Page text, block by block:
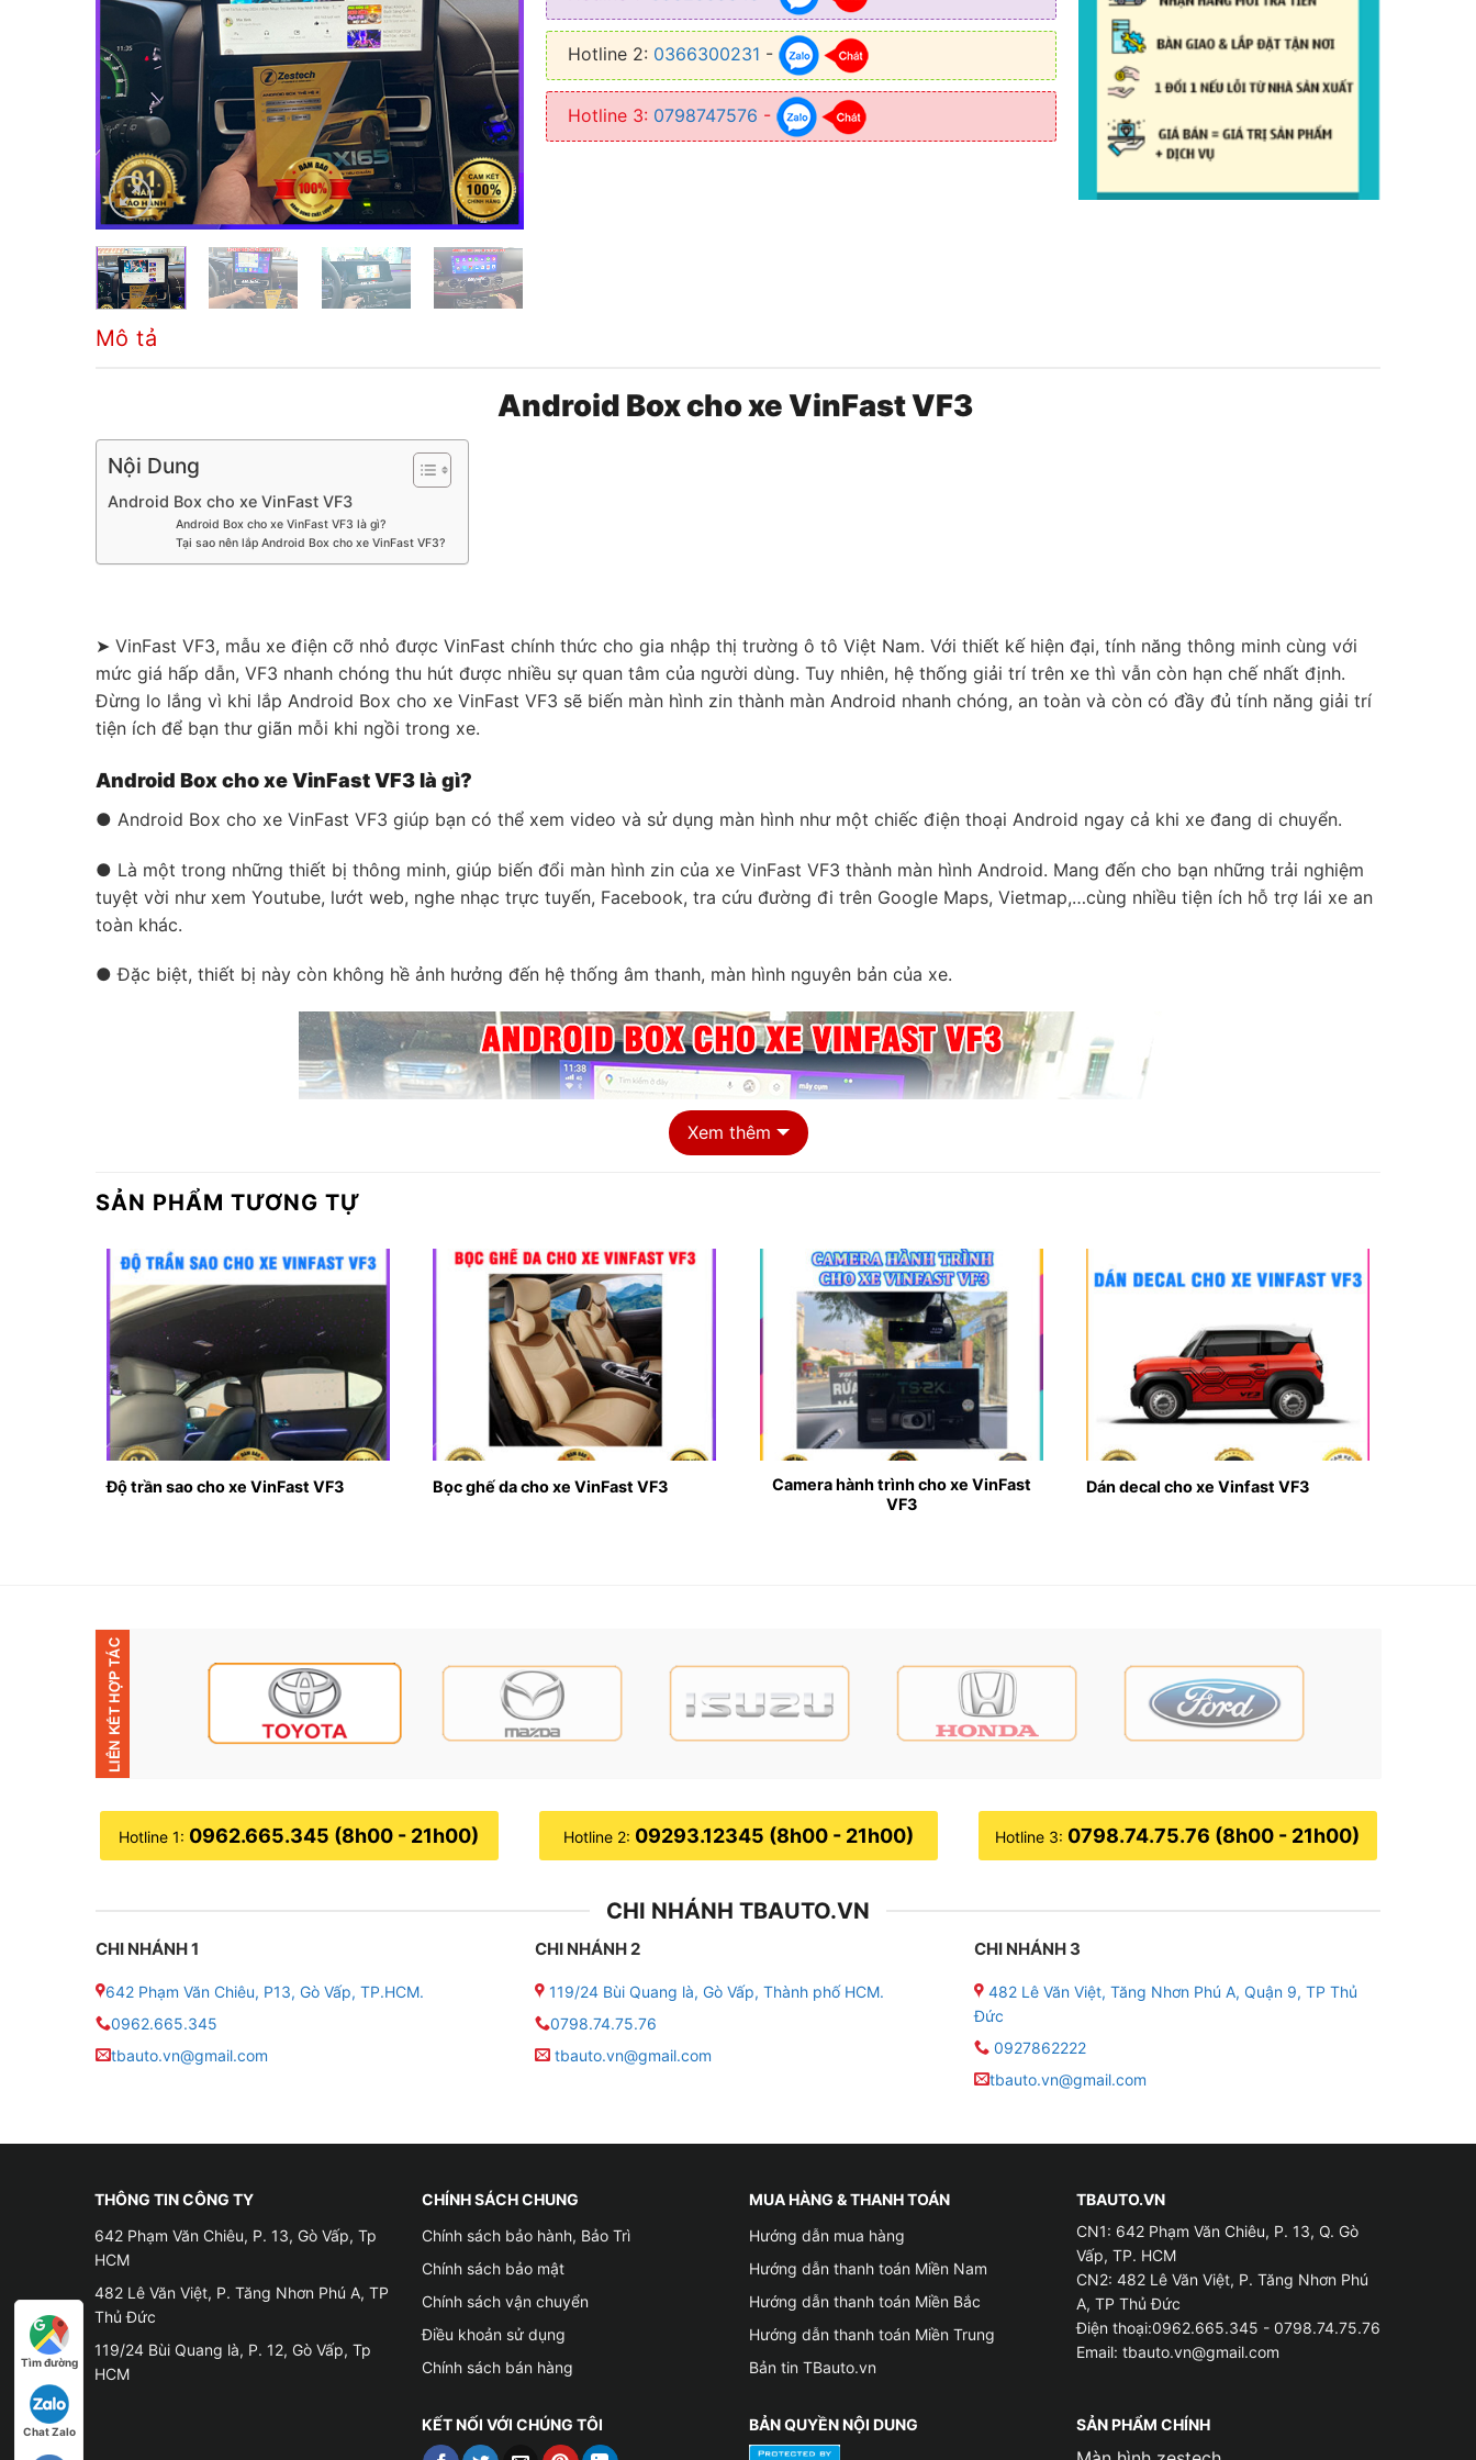
Hotline 2: 0366300231 -
Hotline 3: 0798747576 -
Mô tả
Android Box cho xe VinFast VF3
Nội Dung
Android Box cho xe VinFast VF3
Android Box cho xe VinFast VF3 là gì?
Tại sao nên lắp Android Box cho xe VinFast VF3?
➤ VinFast VF3, mẫu xe điện cỡ nhỏ được VinFast chính thức cho gia nhập thị trường ô tô Việt Nam. Với thiết kế hiện đại, tính năng thông minh cùng với
mức giá hấp dẫn, VF3 nhanh chóng thu hút được nhiều sự quan tâm của người dùng. Tuy nhiên, hệ thống giải trí trên xe thì vẫn còn hạn chế nhất định.
Đừng lo lắng vì khi lắp Android Box cho xe VinFast VF3 sẽ biến màn hình zin thành màn Android nhanh chóng, an toàn và còn có đầy đủ tính năng giải trí
tiện ích để bạn thư giãn mỗi khi ngồi trong xe.
Android Box cho xe VinFast VF3 là gì?
● Android Box cho xe VinFast VF3 giúp bạn có thể xem video và sử dụng màn hình như một chiếc điện thoại Android ngay cả khi xe đang di chuyển.
● Là một trong những thiết bị thông minh, giúp biến đổi màn hình zin của xe VinFast VF3 thành màn hình Android. Mang đến cho bạn những trải nghiệm
tuyệt vời như xem Youtube, lướt web, nghe nhạc trực tuyến, Facebook, tra cứu đường đi trên Google Maps, Vietmap,…cùng nhiều tiện ích hỗ trợ lái xe an
toàn khác.
● Đặc biệt, thiết bị này còn không hề ảnh hưởng đến hệ thống âm thanh, màn hình nguyên bản của xe.
Địa chỉ lắp Android Box cho xe VinFast VF3 uy tín chất lượng tại TPHCM
Tại sao nên lắp Android Box cho xe VinFast VF3?
VinFast vẫn còn một số điểm hạn chế nhất định nên chưa thể đáp ứng được trọn vẹn nhu cầu sử dụng của người lái, cụ thể sau:
✤ Màn hình zin nên nó chỉ có thể liên kết cùng với các thiết bị từ Apple như Iphone hoặc Ipad.
✤ Hệ điều hành Carplay còn nhiều hạn chế về tính năng, thao tác sử dụng phức tạp nên gây ra nhiều khó khăn cho người dùng.
✤ Do đó, lắp đặt Android Box cho xe VinFast VF3 là giải pháp hoàn hảo để khắc phục những vấn đề vừa nêu trên. Thiết bị này sẽ giúp mang đến nhiều
Xem thêm
SẢN PHẨM TƯƠNG TỰ
Độ trần sao cho xe VinFast VF3 Bọc ghế da cho xe VinFast VF3
Camera hành trình cho xe VinFast
VF3
Dán decal cho xe Vinfast VF3
Hotline 1: 0962.665.345 (8h00 - 21h00) Hotline 2: 09293.12345 (8h00 - 21h00) Hotline 3: 0798.74.75.76 (8h00 - 21h00)
CHI NHÁNH TBAUTO.VN
CHI NHÁNH 1
642 Phạm Văn Chiêu, P13, Gò Vấp, TP.HCM.
0962.665.345
tbauto.vn@gmail.com
CHI NHÁNH 2
119/24 Bùi Quang là, Gò Vấp, Thành phố HCM.
0798.74.75.76
tbauto.vn@gmail.com
CHI NHÁNH 3
482 Lê Văn Việt, Tăng Nhơn Phú A, Quận 9, TP Thủ
Đức
0927862222
tbauto.vn@gmail.com
THÔNG TIN CÔNG TY
642 Phạm Văn Chiêu, P. 13, Gò Vấp, Tp
HCM
482 Lê Văn Việt, P. Tăng Nhơn Phú A, TP
Thủ Đức
119/24 Bùi Quang là, P. 12, Gò Vấp, Tp
HCM
CHÍNH SÁCH CHUNG
Chính sách bảo hành, Bảo Trì
Chính sách bảo mật
Chính sách vận chuyển
Điều khoản sử dụng
Chính sách bán hàng
MUA HÀNG & THANH TOÁN
Hướng dẫn mua hàng
Hướng dẫn thanh toán Miền Nam
Hướng dẫn thanh toán Miền Bắc
Hướng dẫn thanh toán Miền Trung
Bản tin TBauto.vn
TBAUTO.VN
CN1: 642 Phạm Văn Chiêu, P. 13, Q. Gò
Vấp, TP. HCM
CN2: 482 Lê Văn Việt, P. Tăng Nhơn Phú
A, TP Thủ Đức
Điện thoại:0962.665.345 - 0798.74.75.76
Email: tbauto.vn@gmail.com
KẾT NỐI VỚI CHÚNG TÔI BẢN QUYỀN NỘI DUNG SẢN PHẨM CHÍNH
Tìm đường
Chat Zalo